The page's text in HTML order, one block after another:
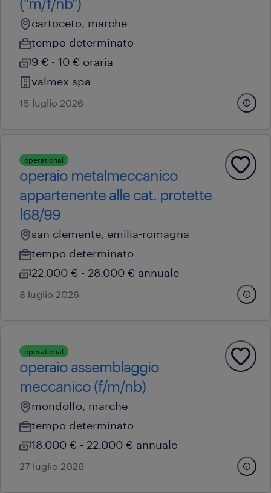
cartoceto, marche
tempo determinato
9 € - 10 € oraria
valmex spa
15 luglio 2026
operational
operaio metalmeccanico
appartenente alle cat. protette
l68/99
san clemente, emilia-romagna
tempo determinato
22.000 € - 28.000 € annuale
8 luglio 2026
operational
operaio assemblaggio
meccanico (f/m/nb)
mondolfo, marche
tempo determinato
18.000 € - 22.000 € annuale
27 luglio 2026